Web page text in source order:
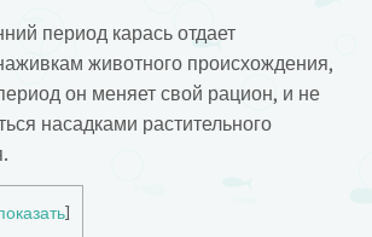
период карась отдает
животного происхождения,
он меняет свой рацион, и не
насадками растительного
]